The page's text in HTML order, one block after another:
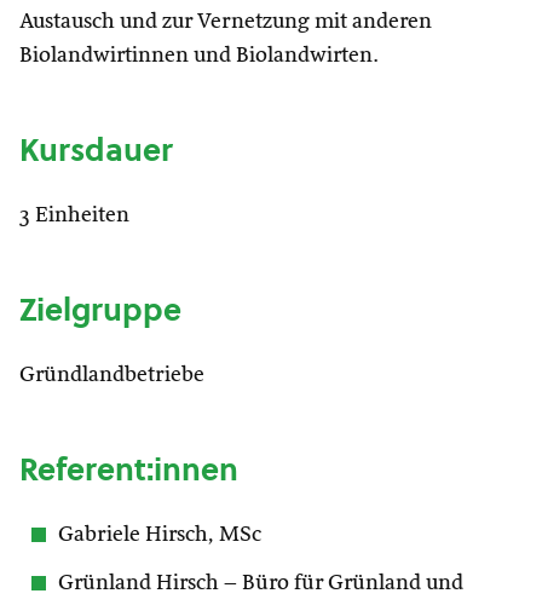
Austausch und zur Vernetzung mit anderen
Biolandwirtinnen und Biolandwirten.
Kursdauer
3 Einheiten
Zielgruppe
Gründlandbetriebe
Referent:innen
Gabriele Hirsch, MSc
Grünland Hirsch – Büro für Grünland und